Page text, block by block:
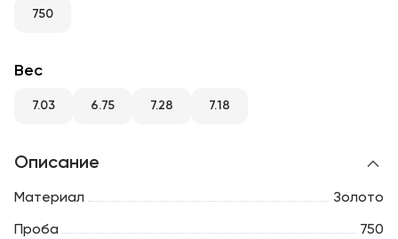
RU
750
Вес
7.03 6.75 7.28 7.18
Описание
Материал Золото
Проба 750